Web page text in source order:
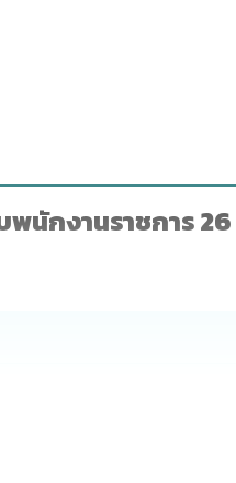
นักงานราชการ